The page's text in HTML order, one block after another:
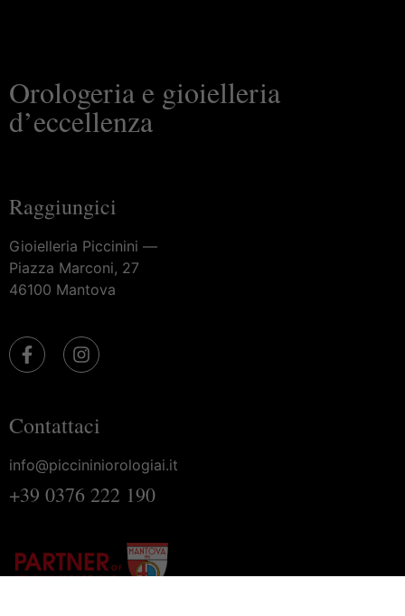
Orologeria e gioielleria
d’eccellenza
Raggiungici
Gioielleria Piccinini —
Piazza Marconi, 27
46100 Mantova
Contattaci
info@piccininiorologiai.it
+39 0376 222 190